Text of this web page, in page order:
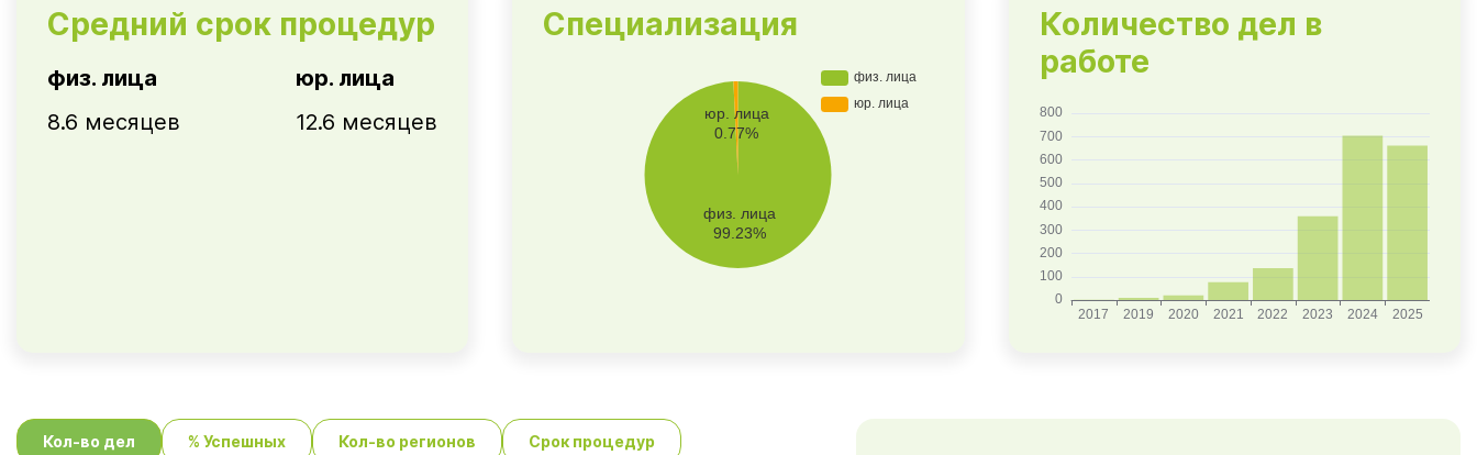
Средний срок процедур
физ. лица
8.6 месяцев
юр. лица
12.6 месяцев
Специализация
Количество дел в
работе
Кол-во дел % Успешных Кол-во регионов Срок процедур